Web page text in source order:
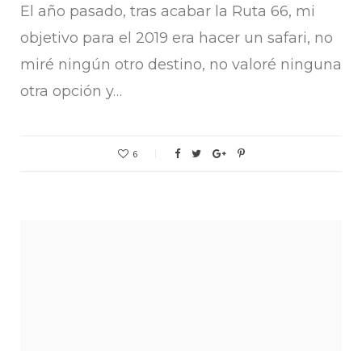
El año pasado, tras acabar la Ruta 66, mi
objetivo para el 2019 era hacer un safari, no
miré ningún otro destino, no valoré ninguna
otra opción y…
6